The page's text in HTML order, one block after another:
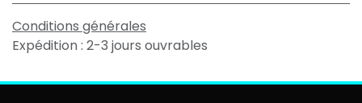
Conditions générales
Expédition : 2-3 jours ouvrables